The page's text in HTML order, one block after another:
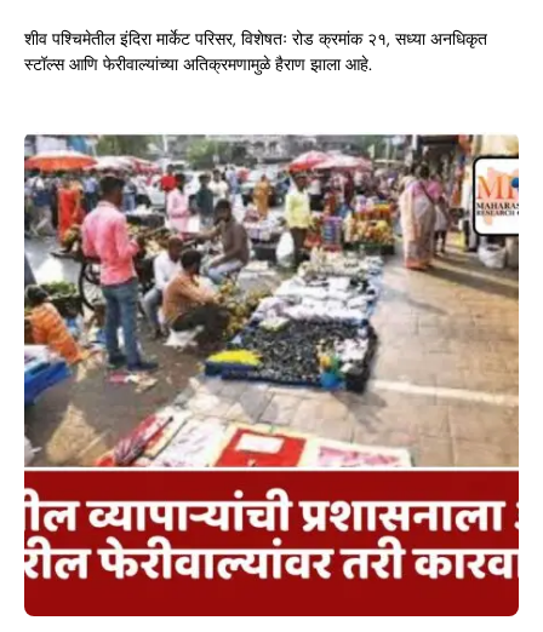
शीव पश्चिमेतील इंदिरा मार्केट परिसर, विशेषतः रोड क्रमांक २१, सध्या अनधिकृत
स्टॉल्स आणि फेरीवाल्यांच्या अतिक्रमणामुळे हैराण झाला आहे.